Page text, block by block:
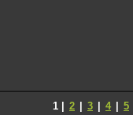
1 2 3 4 5